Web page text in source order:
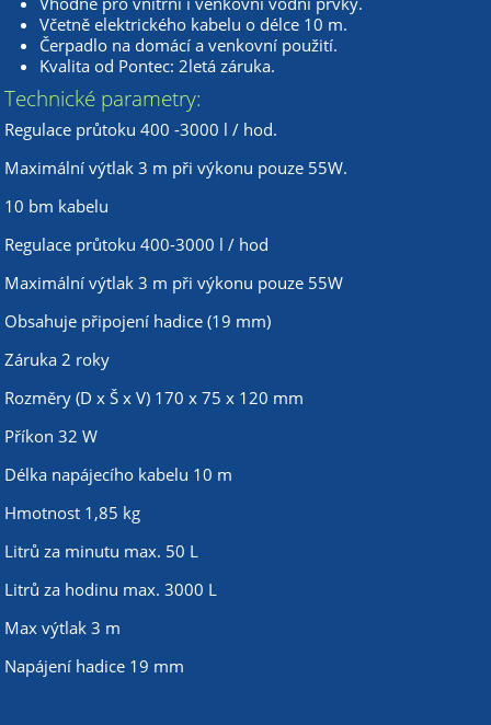
Včetně elektrického kabelu o délce 10 m.
Čerpadlo na domácí a venkovní použití.
Kvalita od Pontec: 2letá záruka.
Technické parametry:
Regulace průtoku 400 -3000 l / hod.
Maximální výtlak 3 m při výkonu pouze 55W.
10 bm kabelu
Regulace průtoku 400-3000 l / hod
Maximální výtlak 3 m při výkonu pouze 55W
Obsahuje připojení hadice (19 mm)
Záruka 2 roky
Rozměry (D x Š x V) 170 x 75 x 120 mm
Příkon 32 W
Délka napájecího kabelu 10 m
Hmotnost 1,85 kg
Litrů za minutu max. 50 L
Litrů za hodinu max. 3000 L
Max výtlak 3 m
Napájení hadice 19 mm